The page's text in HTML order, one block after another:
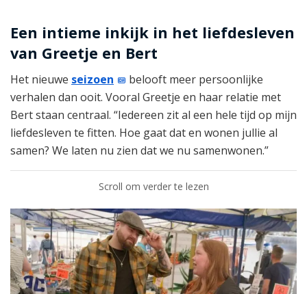
Een intieme inkijk in het liefdesleven
van Greetje en Bert
Het nieuwe seizoen
belooft meer persoonlijke
verhalen dan ooit. Vooral Greetje en haar relatie met
Bert staan centraal. “Iedereen zit al een hele tijd op mijn
liefdesleven te fitten. Hoe gaat dat en wonen jullie al
samen? We laten nu zien dat we nu samenwonen.”
Scroll om verder te lezen